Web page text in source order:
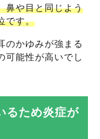
鼻や目と同じよう
です。
のかゆみが強まる
可能性が高いでし
るため炎症が